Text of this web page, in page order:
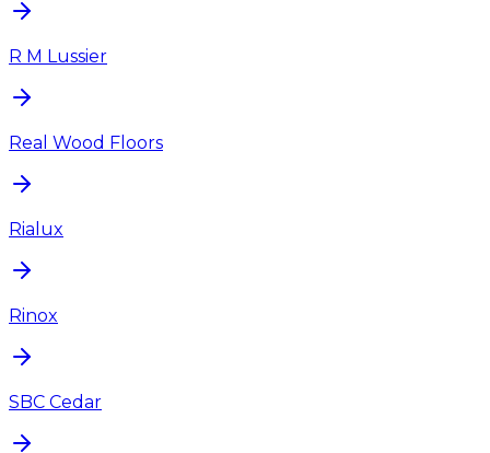
R M Lussier
Real Wood Floors
Rialux
Rinox
SBC Cedar